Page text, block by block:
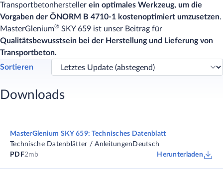
Transportbetonhersteller ein optimales Werkzeug, um die
Vorgaben der ÖNORM B 4710-1 kostenoptimiert umzusetzen.
MasterGlenium® SKY 659 ist unser Beitrag für
Qualitätsbewusstsein bei der Herstellung und Lieferung von
Transportbeton.
Sortieren
Downloads
MasterGlenium SKY 659: Technisches Datenblatt
Technische Datenblätter / Anleitungen Deutsch
PDF2mb Herunterladen